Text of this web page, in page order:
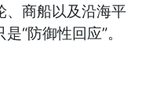
、商船以及沿海平
“防御性回应”。